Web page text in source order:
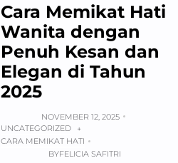
Cara Memikat Hati
Wanita dengan
Penuh Kesan dan
Elegan di Tahun
2025
NOVEMBER 12, 2025
UNCATEGORIZED
+
CARA MEMIKAT HATI
BYFELICIA SAFITRI